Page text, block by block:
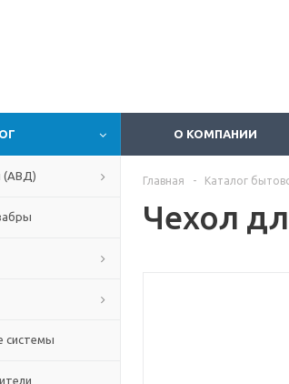
О КОМПАНИИ
(АВД)
системы
Главная - Каталог
Чехол